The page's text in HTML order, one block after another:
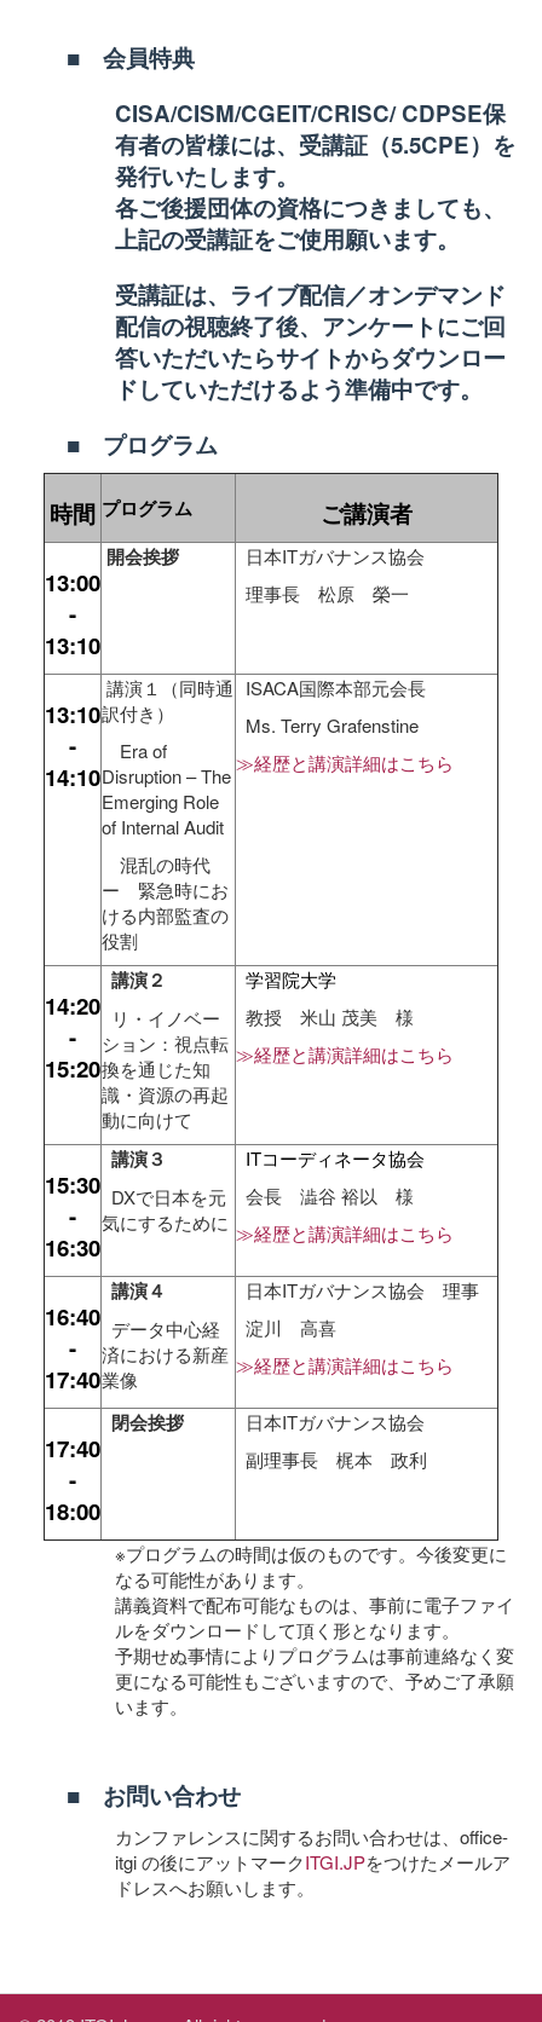
■ 会員特典
CISA/CISM/CGEIT/CRISC/ CDPSE保
有者の皆様には、受講証（5.5CPE）を
発行いたします。
各ご後援団体の資格につきましても、
上記の受講証をご使用願います。
受講証は、ライブ配信／オンデマンド
配信の視聴終了後、 アンケートにご回
答いただいたらサイトからダウンロー
ドしていただけるよう準備中です。
■ プログラム
時間 プログラム ご講演者
13:00
-
13:10
開会挨拶
日本ITガバナンス協会
理事長 松原 榮一
13:10
-
14:10
講演１（同時通
訳付き）
Era of
Disruption – The
Emerging Role
of Internal Audit
混乱の時代
ー 緊急時にお
ける内部監査の
役割
ISACA国際本部元会長
Ms. Terry Grafenstine
≫経歴と講演詳細はこちら
14:20
-
15:20
講演２
リ・イノベー
ション：視点転
換を通じた知
識・資源の再起
動に向けて
学習院大学
教授 米山 茂美 様
≫経歴と講演詳細はこちら
15:30
-
16:30
講演３
DXで日本を元
気にするために
ITコーディネータ協会
会長 澁谷 裕以 様
≫経歴と講演詳細はこちら
16:40
-
17:40
講演４
データ中心経
済における新産
業像
日本ITガバナンス協会 理事
淀川 高喜
≫経歴と講演詳細はこちら
17:40
-
18:00
閉会挨拶
日本ITガバナンス協会
副理事長 梶本 政利
※プログラムの時間は仮のものです。今後変更に
なる可能性があります。
講義資料で配布可能なものは、事前に電子ファイ
ルをダウンロードして頂く形となります。
予期せぬ事情によりプログラムは事前連絡なく変
更になる可能性もございますので、予めご了承願
います。
■ お問い合わせ
カンファレンスに関するお問い合わせは、office-
itgi の後にアットマークITGI.JPをつけたメールア
ドレスへお願いします。